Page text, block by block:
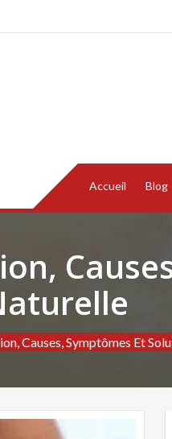
Accueil Blog
Causes, Symptômes Et